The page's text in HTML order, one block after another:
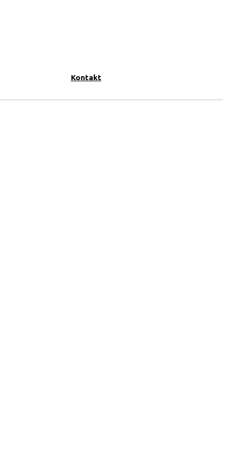
Kontakt